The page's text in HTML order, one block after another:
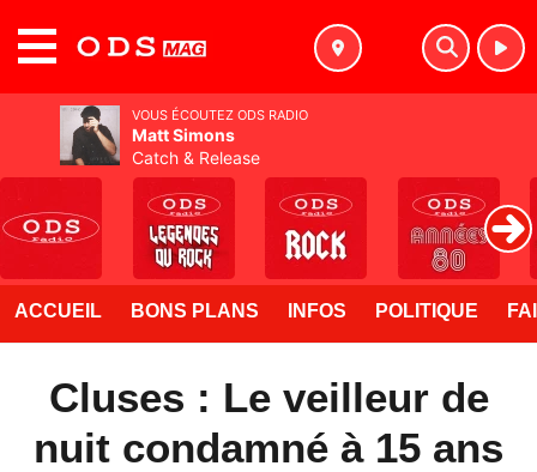
ACCUEIL BONS PLANS INFOS POLITIQUE
Cluses : Le veilleur de
nuit condamné à 15 ans
VOUS ÉCOUTEZ ODS RADIO
Matt Simons
Catch & Release